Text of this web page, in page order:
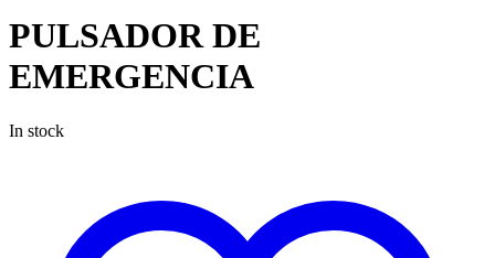
PULSADOR DE
EMERGENCIA
In stock